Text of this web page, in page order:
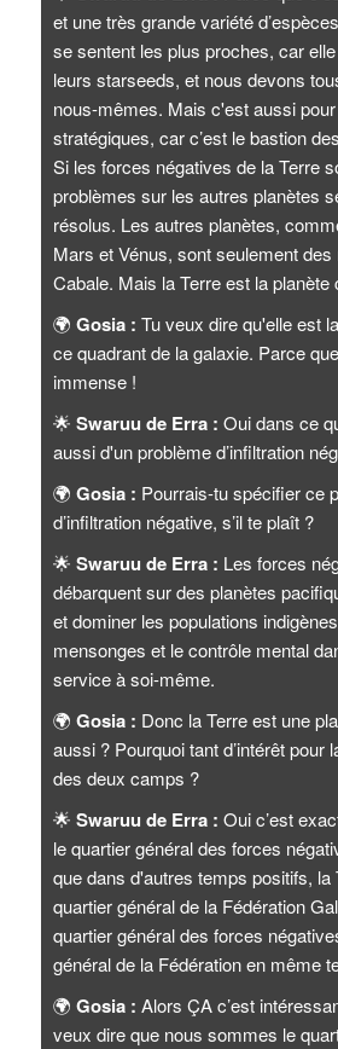
et une très grande variété
se sentent les plus proches, car
leurs starseeds, et nous devons
nous-mêmes. Mais c'est aussi
stratégiques, car c’est le bastion
Si les forces négatives de la Terre
problèmes sur les autres planètes
résolus. Les autres planètes,
Mars et Vénus, sont seulement
Cabale. Mais la Terre est la planète
🌍 Gosia :Tu veux dire qu'elle est
ce quadrant de la galaxie. Parce
immense !
🌟 Swaruu de Erra :Oui dans ce
aussi d'un problème d’infiltration
🌍 Gosia : Pourrais-tu spécifier ce
d’infiltration négative, s’il te plaît ?
🌟 Swaruu de Erra : Les forces
débarquent sur des planètes
et dominer les populations
mensonges et le contrôle mental
service à soi-même.
🌍 Gosia : Donc la Terre est une
aussi ? Pourquoi tant d’intérêt pour
des deux camps ?
🌟 Swaruu de Erra : Oui c’est
le quartier général des forces
que dans d'autres temps positifs, la
quartier général de la Fédération
quartier général des forces
général de la Fédération en même
🌍 Gosia :Alors ÇA c’est
veux dire que nous sommes le